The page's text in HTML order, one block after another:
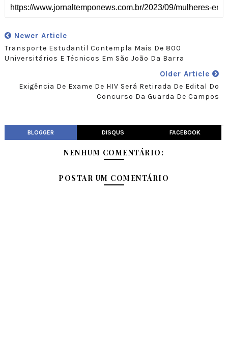
Newer Article
Transporte Estudantil Contempla Mais De 800
Universitários E Técnicos Em São João Da Barra
Older Article
Exigência De Exame De HIV Será Retirada De Edital Do
Concurso Da Guarda De Campos
BLOGGER DISQUS FACEBOOK
NENHUM COMENTÁRIO:
POSTAR UM COMENTÁRIO